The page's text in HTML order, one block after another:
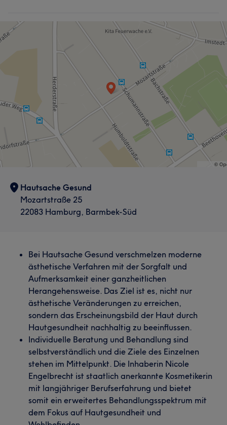
Hautsache Gesund
Mozartstraße 25
22083 Hamburg, Barmbek-Süd
Bei Hautsache Gesund verschmelzen moderne
ästhetische Verfahren mit der Sorgfalt und
Aufmerksamkeit einer ganzheitlichen
Herangehensweise. Das Ziel ist es, nicht nur
ästhetische Veränderungen zu erreichen,
sondern das Erscheinungsbild der Haut durch
Hautgesundheit nachhaltig zu beeinflussen.
Individuelle Beratung und Behandlung sind
selbstverständlich und die Ziele des Einzelnen
stehen im Mittelpunkt. Die Inhaberin Nicole
Engelbrecht ist staatlich anerkannte Kosmetikerin
mit langjähriger Berufserfahrung und bietet
somit ein erweitertes Behandlungsspektrum mit
dem Fokus auf Hautgesundheit und